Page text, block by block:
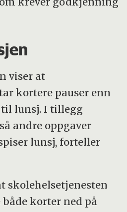
viser at
kortere pauser enn
lunsj. I tillegg
andre oppgaver
lunsj, forteller
skolehelsetjenesten
både korter ned på